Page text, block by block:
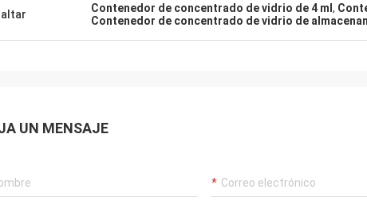
Contenedor de concentrado de vidrio de 4 ml ,
Contenedor de concentrado de vidrio de
UN MENSAJE